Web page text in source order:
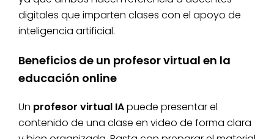
digitales que imparten clases con el apoyo de
inteligencia artificial.
Beneficios de un profesor virtual en la
educación online
Un profesor virtual IApuede presentar el
contenido de una clase en video de forma clara